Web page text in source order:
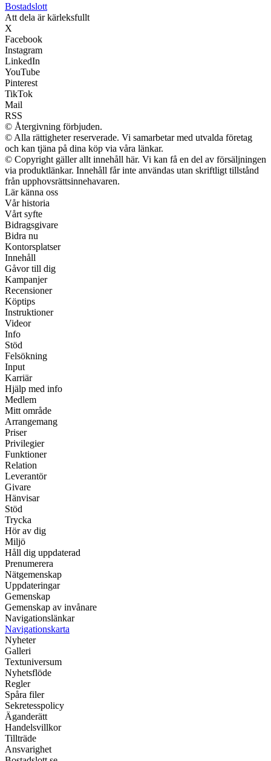
Bostadslott
Att dela är kärleksfullt
X
Facebook
Instagram
LinkedIn
YouTube
Pinterest
TikTok
Mail
RSS
© Återgivning förbjuden.
© Alla rättigheter reserverade. Vi samarbetar med utvalda företag
och kan tjäna på dina köp via våra länkar.
© Copyright gäller allt innehåll här. Vi kan få en del av försäljningen
via produktlänkar. Innehåll får inte användas utan skriftligt tillstånd
från upphovsrättsinnehavaren.
Lär känna oss
Vår historia
Vårt syfte
Bidragsgivare
Bidra nu
Kontorsplatser
Innehåll
Gåvor till dig
Kampanjer
Recensioner
Köptips
Instruktioner
Videor
Info
Stöd
Felsökning
Input
Karriär
Hjälp med info
Medlem
Mitt område
Arrangemang
Priser
Privilegier
Funktioner
Relation
Leverantör
Givare
Hänvisar
Stöd
Trycka
Hör av dig
Miljö
Håll dig uppdaterad
Prenumerera
Nätgemenskap
Uppdateringar
Gemenskap
Gemenskap av invånare
Navigationslänkar
Navigationskarta
Nyheter
Galleri
Textuniversum
Nyhetsflöde
Regler
Spåra filer
Sekretesspolicy
Äganderätt
Handelsvillkor
Tillträde
Ansvarighet